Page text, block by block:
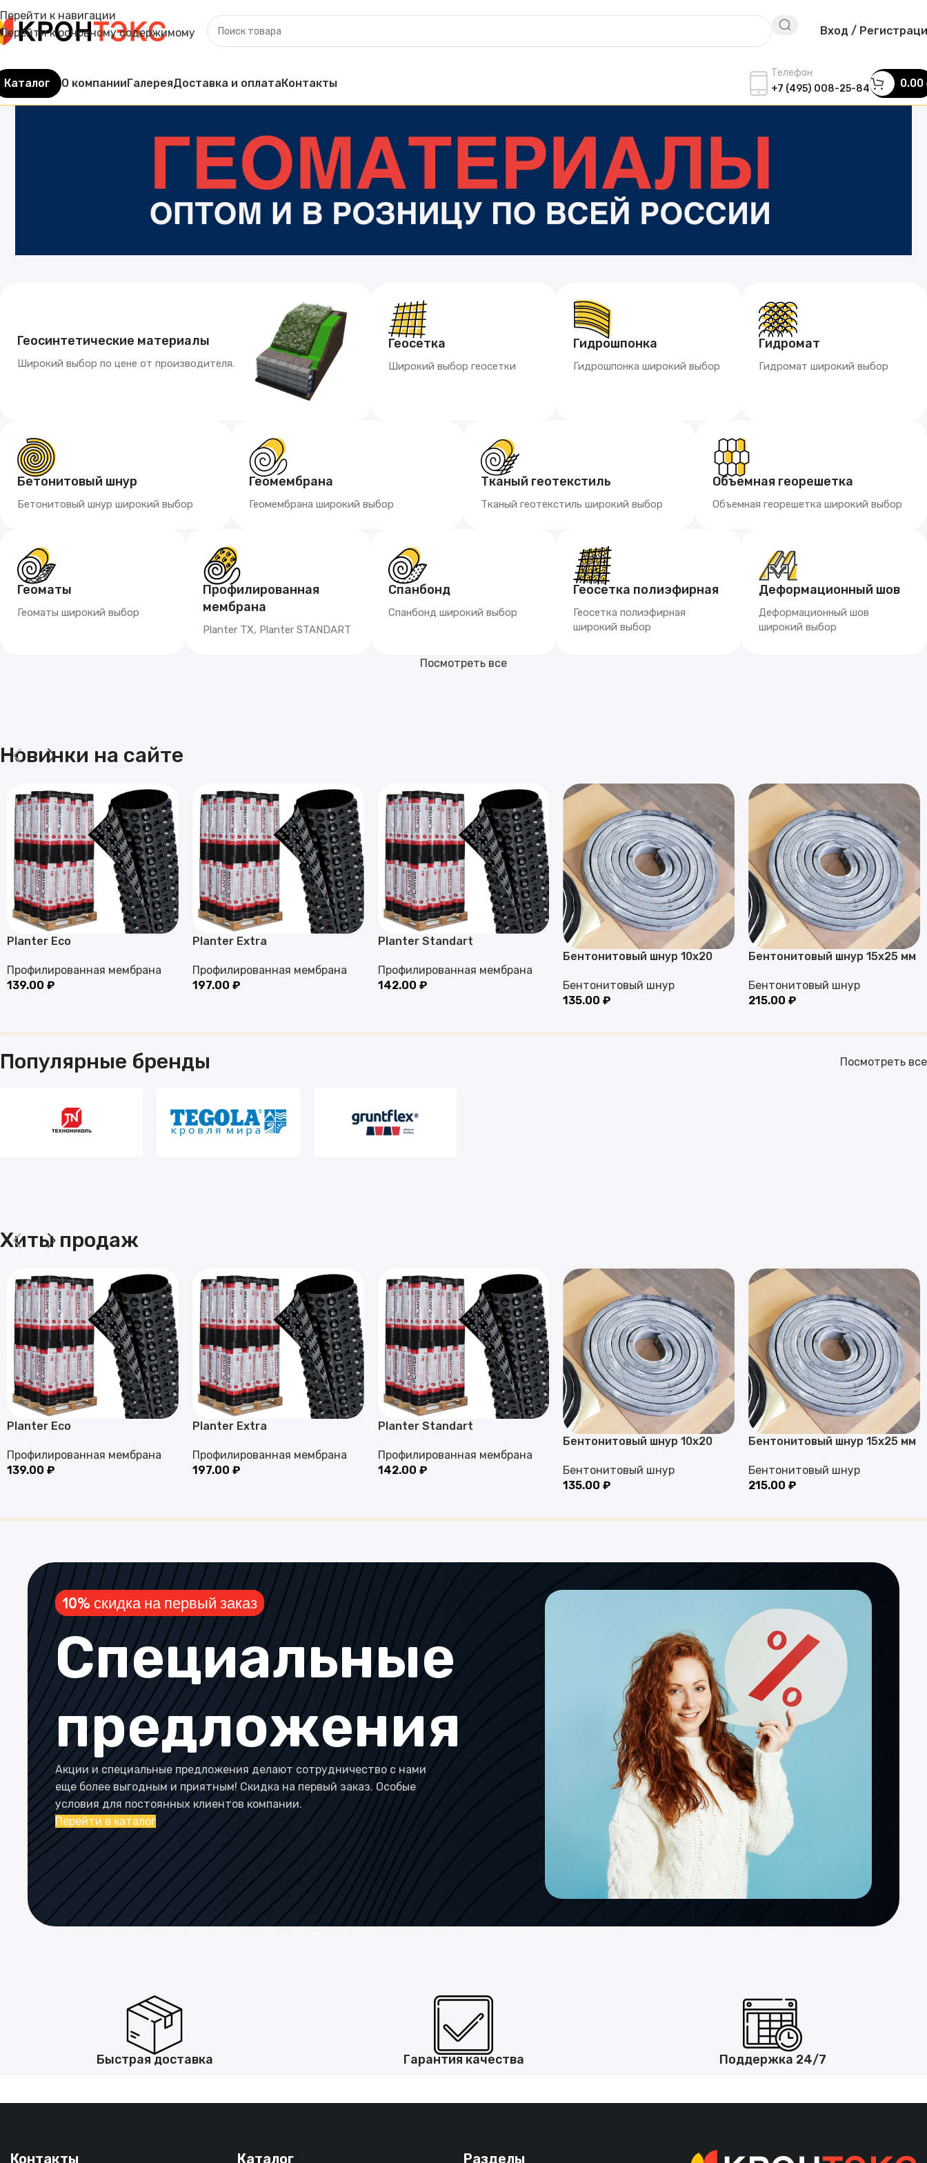
Перейти к навигации
Перейти к основному содержимому
Вход /
Каталог О компанииГалереяДоставка и оплатаКонтакты
Телефон
+7 (495) 008-25-84
0.00
Геосинтетические материалы
Широкий выбор по цене от производителя.
Геосетка
Широкий выбор геосетки
Гидрошпонка
Гидрошпонка широкий выбор
Гидромат
Гидромат широкий выбор
Бетонитовый шнур
Бетонитовый шнур широкий выбор
Геомембрана
Геомембрана широкий выбор
Тканый геотекстиль
Тканый геотекстиль широкий выбор
Объемная георешетка
Объемная георешетка широкий выбор
Геоматы
Геоматы широкий выбор
Профилированная
мембрана
Planter TX, Planter STANDART
Спанбонд
Спанбонд широкий выбор
Геосетка полиэфирная
Геосетка полиэфирная
широкий выбор
Деформационный шов
Деформационный шов
широкий выбор
Посмотреть все
Новинки на сайте
Planter Eco
Профилированная мембрана
139.00 ₽
Planter Extra
Профилированная мембрана
197.00 ₽
Planter Standart
Профилированная мембрана
142.00 ₽
Бентонитовый шнур 10х20
Бентонитовый шнур
135.00₽
Бентонитовый шнур 15х25 мм
Бентонитовый шнур
215.00₽
Популярные бренды Посмотреть все
Хиты продаж
Planter Eco
Профилированная мембрана
139.00 ₽
Planter Extra
Профилированная мембрана
197.00 ₽
Planter Standart
Профилированная мембрана
142.00 ₽
Бентонитовый шнур 10х20
Бентонитовый шнур
135.00₽
Бентонитовый шнур 15х25 мм
Бентонитовый шнур
215.00₽
10% скидка на первый заказ
Специальные
предложения
Акции и специальные предложения делают сотрудничество с нами
еще более выгодным и приятным! Скидка на первый заказ. Особые
условия для постоянных клиентов компании.
Перейти в каталог
Быстрая доставка Гарантия качества Поддержка 24/7
Контакты Каталог Разделы